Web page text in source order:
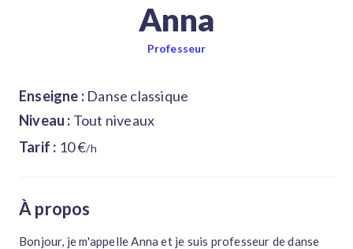
Anna
Professeur
Enseigne : Danse classique
Niveau : Tout niveaux
Tarif : 10 €/h
À propos
Bonjour, je m'appelle Anna et je suis professeur de danse